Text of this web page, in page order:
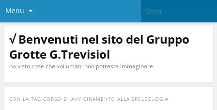
Menu
√ Benvenuti nel sito del Gruppo
Grotte G.Trevisiol
ho visto cose che voi umani non potreste immaginare
CON LA TAG CORSO DI AVVICINAMENTO ALLA SPELEOLOGIA